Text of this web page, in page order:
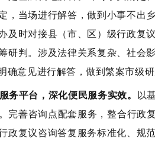
，当场进行解答，做到小事不出
及时对接县（市、区）级行政复
研判 。涉及法律关系复杂、社会
确意见进行解答 ，做到繁案市级
务平台，深化便民服务实效。 以
完善咨询点配套服务，整合行政
政复议咨询答复服务标准化、规